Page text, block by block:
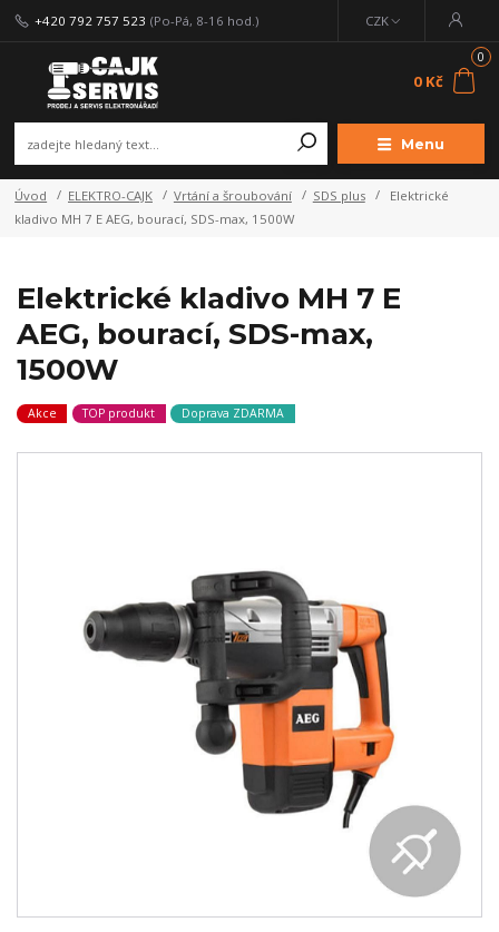
Menu
CZK
+420 792 757 523 (Po-Pá, 8-16 hod.)
0
0 Kč
Úvod ELEKTRO-CAJK Vrtání a šroubování SDS plus
Elektrické
kladivo MH 7 E AEG, bourací, SDS-max, 1500W
Elektrické kladivo MH 7 E
AEG, bourací, SDS-max,
1500W
Akce TOP produkt Doprava ZDARMA